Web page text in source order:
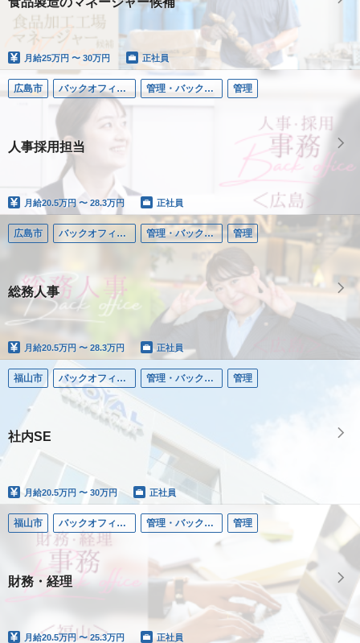
月給25万円 〜 30万円 正社員
広島市 バックオフィス（人事総務・経理・SEほか） 管理・バックオフィス／福山・広島 管理
人事採用担当
月給20.5万円 〜 28.3万円 正社員
広島市 バックオフィス（人事総務・経理・SEほか） 管理・バックオフィス／福山・広島 管理
総務人事
月給20.5万円 〜 28.3万円 正社員
福山市 バックオフィス（人事総務・経理・SEほか） 管理・バックオフィス／福山・広島 管理
社内SE
月給20.5万円 〜 30万円 正社員
福山市 バックオフィス（人事総務・経理・SEほか） 管理・バックオフィス／福山・広島 管理
財務・経理
月給20.5万円 〜 25.3万円 正社員